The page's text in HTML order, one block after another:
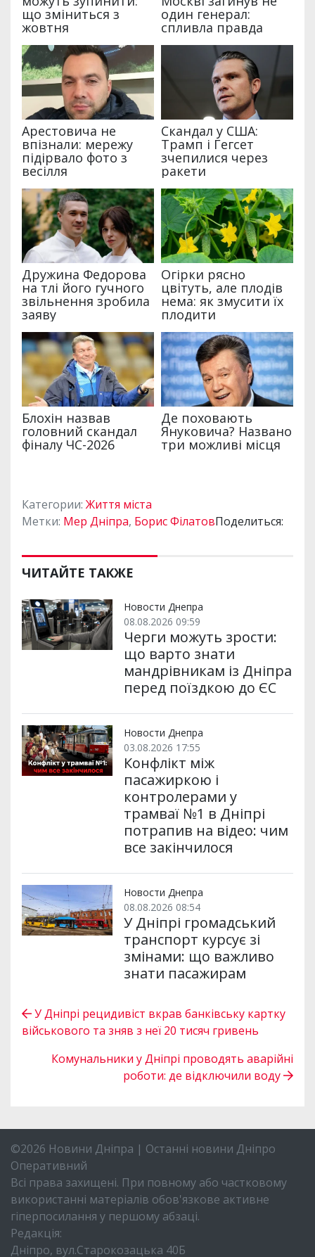
Категории: Життя міста
Метки: Мер Дніпра, Борис ФілатовПоделиться:
ЧИТАЙТЕ ТАКЖЕ
Новости Днепра
08.08.2026 09:59
Черги можуть зрости:
що варто знати
мандрівникам із Дніпра
перед поїздкою до ЄС
Новости Днепра
03.08.2026 17:55
Конфлікт між
пасажиркою і
контролерами у
трамваї №1 в Дніпрі
потрапив на відео: чим
все закінчилося
Новости Днепра
08.08.2026 08:54
У Дніпрі громадський
транспорт курсує зі
змінами: що важливо
знати пасажирам
У Дніпрі рецидивіст вкрав банківську картку
військового та зняв з неї 20 тисяч гривень
Комунальники у Дніпрі проводять аварійні
роботи: де відключили воду
©2026 Новини Дніпра | Останні новини Дніпро
Оперативний
Всі права захищені. При повному або частковому
використанні матеріалів обов'язкове активне
гіперпосилання у першому абзаці.
Редакція:
Дніпро, вул.Старокозацька 40Б